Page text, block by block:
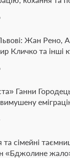
Жан Рено,
Кличко та інші
Ганни
вимушену
та сімейні
«Бджолине